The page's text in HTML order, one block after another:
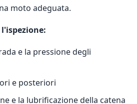
moto adeguata.
e la pressione degli
e posteriori
e la lubrificazione della catena